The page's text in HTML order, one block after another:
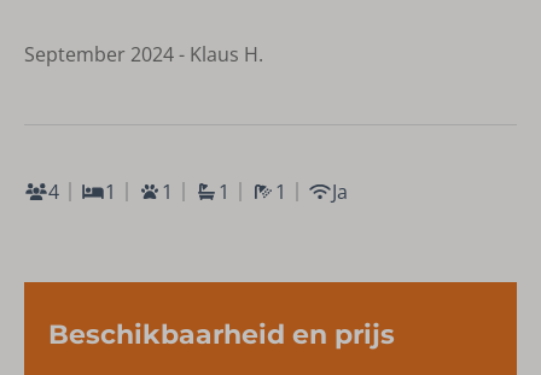
September 2024 - Klaus H.
4 1 1 1 1 Ja
Beschikbaarheid en prijs